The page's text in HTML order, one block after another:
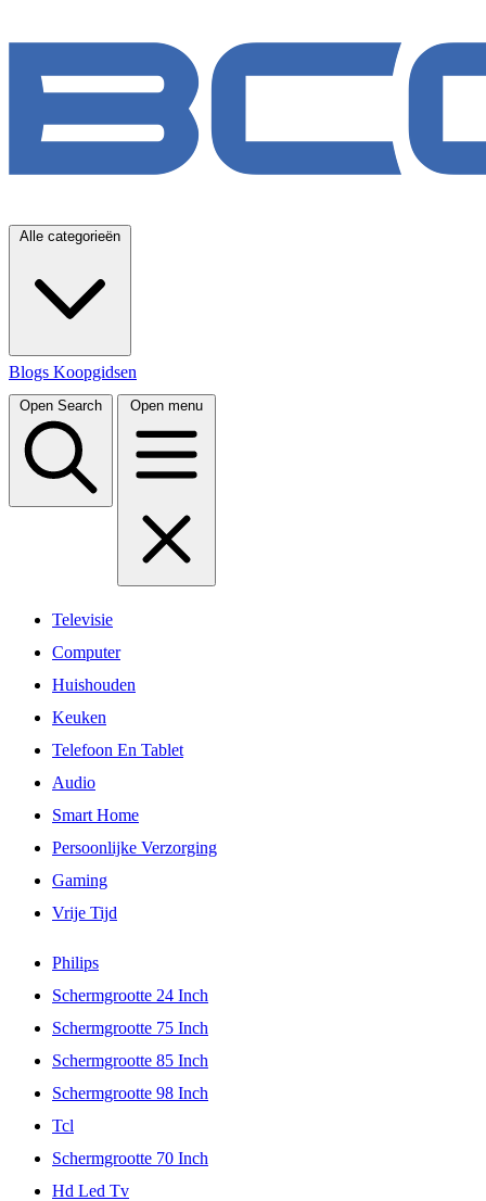
Alle categorieën
Blogs Koopgidsen
Open Search Open menu
Televisie
Computer
Huishouden
Keuken
Telefoon En Tablet
Audio
Smart Home
Persoonlijke Verzorging
Gaming
Vrije Tijd
Philips
Schermgrootte 24 Inch
Schermgrootte 75 Inch
Schermgrootte 85 Inch
Schermgrootte 98 Inch
Tcl
Schermgrootte 70 Inch
Hd Led Tv